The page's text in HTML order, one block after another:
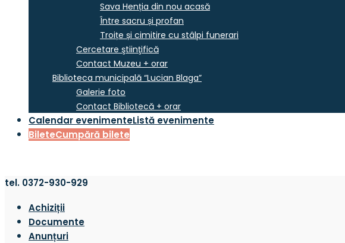
Sava Henția din nou acasă
Între sacru și profan
Troițe și cimitire cu stâlpi funerari
Cercetare ştiinţifică
Contact Muzeu + orar
Biblioteca municipală “Lucian Blaga”
Galerie foto
Contact Bibliotecă + orar
Calendar evenimenteListă evenimente
BileteCumpără bilete
tel. 0372-930-929
Achiziții
Documente
Anunțuri